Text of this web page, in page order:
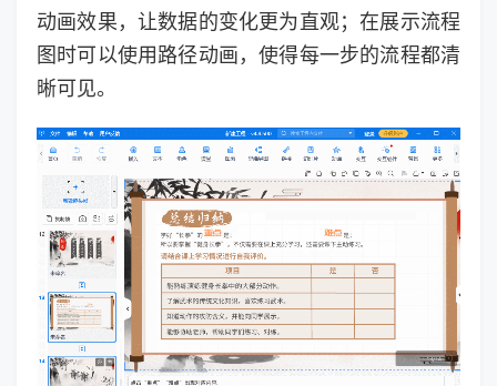
动画效果，让数据的变化更为直观；在展示流程
图时可以使用路径动画，使得每一步的流程都清
晰可见。